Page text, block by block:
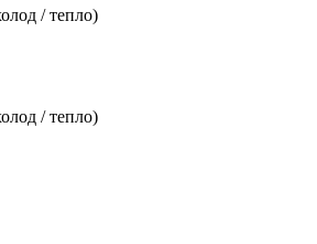
/ тепло)
/ тепло)